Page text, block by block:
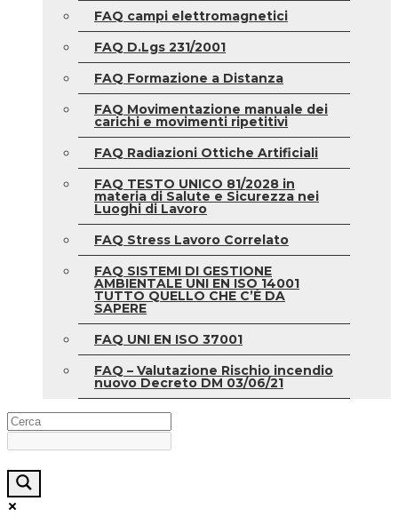
FAQ campi elettromagnetici
FAQ D.Lgs 231/2001
FAQ Formazione a Distanza
FAQ Movimentazione manuale dei
carichi e movimenti ripetitivi
FAQ Radiazioni Ottiche Artificiali
FAQ TESTO UNICO 81/2028 in
materia di Salute e Sicurezza nei
Luoghi di Lavoro
FAQ Stress Lavoro Correlato
FAQ SISTEMI DI GESTIONE
AMBIENTALE UNI EN ISO 14001
TUTTO QUELLO CHE C’È DA
SAPERE
FAQ UNI EN ISO 37001
FAQ – Valutazione Rischio incendio
nuovo Decreto DM 03/06/21